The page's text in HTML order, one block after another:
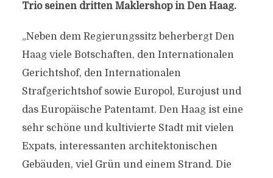
Trio seinen dritten Maklershop in Den Haag.
„Neben dem Regierungssitz beherbergt Den
Haag viele Botschaften, den Internationalen
Gerichtshof, den Internationalen
Strafgerichtshof sowie Europol, Eurojust und
das Europäische Patentamt. Den Haag ist eine
sehr schöne und kultivierte Stadt mit vielen
Expats, interessanten architektonischen
Gebäuden, viel Grün und einem Strand. Die